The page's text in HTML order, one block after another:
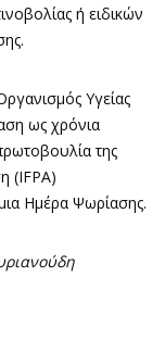
ή ειδικών
Υγείας
ως χρόνια
της
(IFPA)
Ημέρα Ψωρίασης.